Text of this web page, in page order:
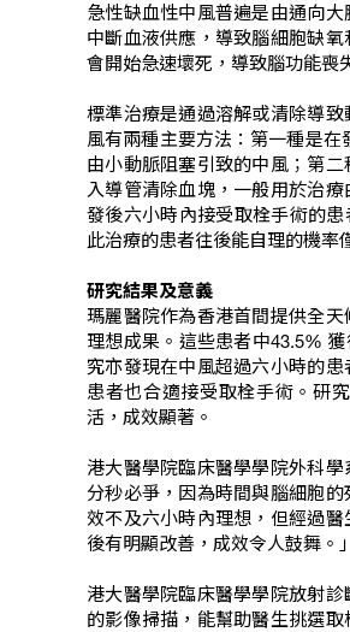
急性缺血性中風普遍是由通向
中斷血液供應，導致腦細胞缺
會開始急速壞死，導致腦功能喪
標準治療是通過溶解或清除導
風有兩種主要方法：第一種是
由小動脈阻塞引致的中風；第
入導管清除血塊，一般用於治
發後六小時內接受取栓手術的
此治療的患者往後能自理的機率
研究結果及意義
瑪麗醫院作為香港首間提供全
理想成果。這些患者中43.5%
究亦發現在中風超過六小時的
患者也合適接受取栓手術。研
活，成效顯著。
港大醫學院臨床醫學學院外科
分秒必爭，因為時間與腦細胞
效不及六小時內理想，但經過
後有明顯改善，成效令人鼓舞。」
港大醫學院臨床醫學學院放射
的影像掃描，能幫助醫生挑選